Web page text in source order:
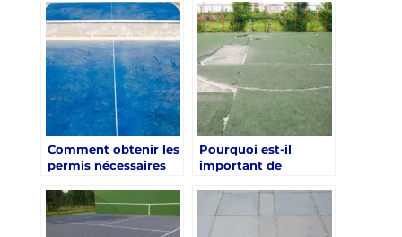
rénovation sportive
pour un projet à
Paris ?
béton poreux à Paris
peut-elle augmenter
la valeur d’une
propriété ?
Comment obtenir les
permis nécessaires
d’un terrain de tennis
en béton poreux à
Pourquoi est-il
important de
normes
environnementales
lors de la rénovation